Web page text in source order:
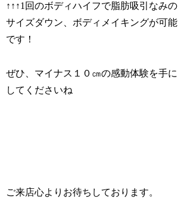
↑↑↑1回のボディハイフで脂肪吸引なみの
サイズダウン、ボディメイキングが可能
です！
ぜひ、マイナス１０㎝の感動体験を手に
してくださいね
ご来店心よりお待ちしております。